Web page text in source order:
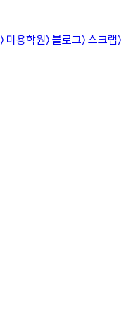
〉 미용학원〉 블로그〉 스크랩〉